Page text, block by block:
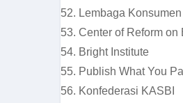
52. Lembaga
53. Center of Reform
54. Bright Institute
55. Publish What You
56. Konfederasi KASBI